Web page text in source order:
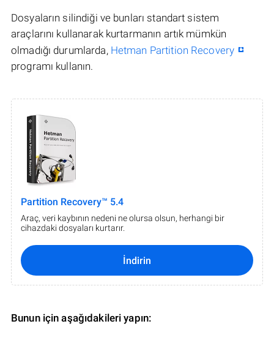
Dosyaların silindiği ve bunları standart sistem
araçlarını kullanarak kurtarmanın artık mümkün
olmadığı durumlarda, Hetman Partition Recovery
programı kullanın.
Partition Recovery™ 5.4
Araç, veri kaybının nedeni ne olursa olsun, herhangi bir
cihazdaki dosyaları kurtarır.
İndirin
Bunun için aşağıdakileri yapın: